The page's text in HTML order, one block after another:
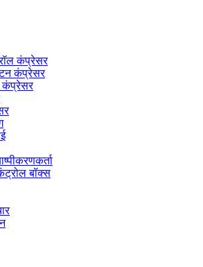
कंप्रेसर
कंप्रेसर
कंप्रेसर
बॉक्स